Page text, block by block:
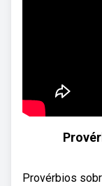
Provérbios